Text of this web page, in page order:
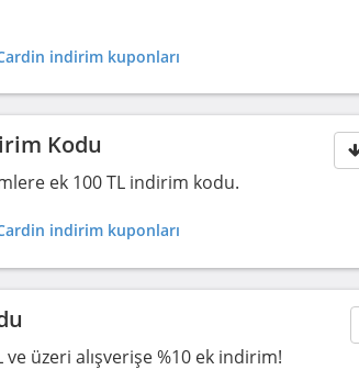
indirim kuponları
Kodu
ek 100 TL indirim kodu.
indirim kuponları
üzeri alışverişe %10 ek indirim!